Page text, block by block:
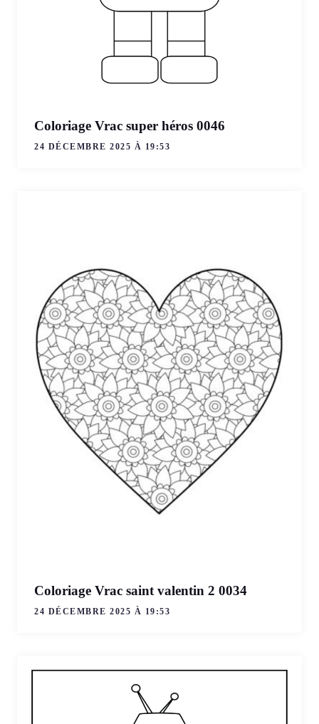
Coloriage Vrac super héros 0046
24 DÉCEMBRE 2025 À 19:53
Coloriage Vrac saint valentin 2 0034
24 DÉCEMBRE 2025 À 19:53